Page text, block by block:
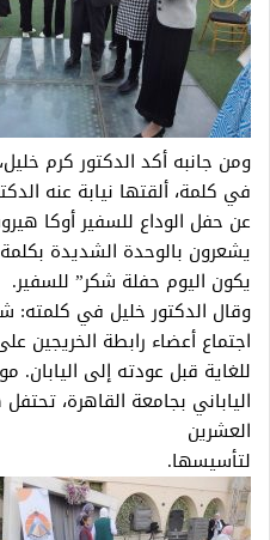
ومن جانبه أكد الدكتور كرم
في كلمة، ألقتها نيابة عنه
عن حفل الوداع للسفير أوكا
يشعرون بالوحدة الشديدة
يكون اليوم حفلة شكر” للسفير.
وقال الدكتور خليل في كلمته:
اجتماع أعضاء رابطة الخريجين
للغاية قبل عودته إلى
الياباني بجامعة القاهرة،
العشرين
لتأسيسها.